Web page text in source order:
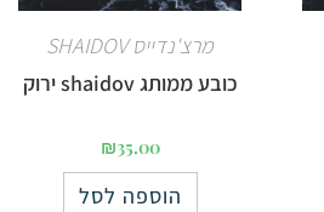
מרצ'נדייס SHAIDOV
כובע ממותג shaidov ירוק
₪35.00
הוספה לסל